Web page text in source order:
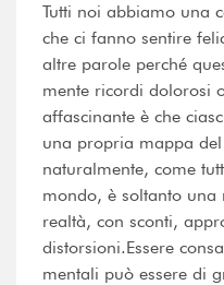
Tutti noi abbiamo una
che ci fanno sentire
altre parole perché
mente ricordi dolorosi
affascinante è che
una propria mappa
naturalmente, come
mondo, è soltanto una
realtà, con sconti,
distorsioni.Essere
mentali può essere di